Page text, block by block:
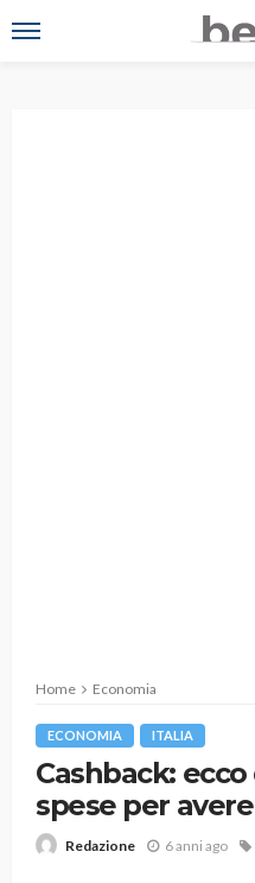
Home Economia
ECONOMIA ITALIA
Cashback:
spese per
Redazione 6 anni ago